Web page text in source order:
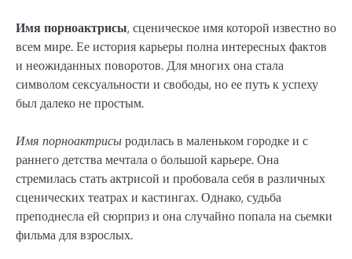
Имя порноактрисы, сценическое имя которой известно во
всем мире. Ее история карьеры полна интересных фактов
и неожиданных поворотов. Для многих она стала
символом сексуальности и свободы, но ее путь к успеху
был далеко не простым.
Имя порноактрисыродилась в маленьком городке и с
раннего детства мечтала о большой карьере. Она
стремилась стать актрисой и пробовала себя в различных
сценических театрах и кастингах. Однако, судьба
преподнесла ей сюрприз и она случайно попала на сьемки
фильма для взрослых.